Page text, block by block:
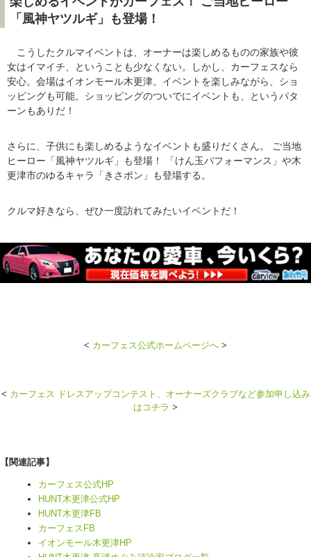
「風神ヤツルギ」も登場！
こうしたクルマイベントは、オーナーは楽しめるものの家族や彼
女はイマイチ、ということも少なくない。しかし、カーフェスなら
安心。会場はイオンモール木更津。イベントを楽しみながら、ショ
ッピングも可能。ショッピングのついでにイベントも、というパタ
ーンもありだ！
さらに、子供にも楽しめるようなイベントも盛りだくさん。 ご当地
ヒーロー「風神ヤツルギ」も登場！ 「けん玉パフォーマンス」や木
更津市のゆるキャラ「きさポン」も登場する。
クルマ好きなら、ぜひ一度訪れてみたいイベントだ！
< カーフェス公式ホームページへ >
< カーフェス ドレスアップコンテスト、オーナーズクラブなど参加申し込み
はコチラ >
【関連記事】
カーフェス公式HP
HUNT木更津公式HP
HUNT木更津FB
カーフェスFB
イオンモール木更津HP